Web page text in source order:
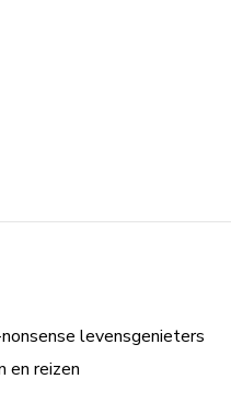
levensgenieters
en reizen